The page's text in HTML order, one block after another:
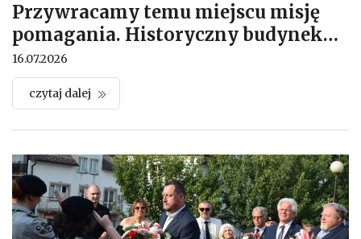
Przywracamy temu miejscu misję
pomagania. Historyczny budynek…
16.07.2026
czytaj dalej